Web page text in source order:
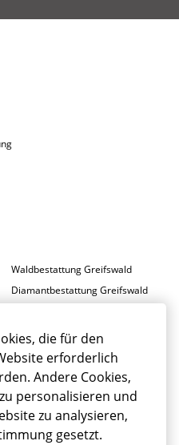
die für den
erforderlich
Andere Cookies,
personalisieren und
zu analysieren,
gesetzt.
Waldbestattung Greifswald
Diamantbestattung Greifswald
Trauerfloristik Greifswald
Trauerhalle Greifswald